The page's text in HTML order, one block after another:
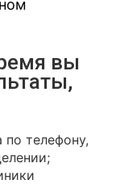
вы
по телефону,